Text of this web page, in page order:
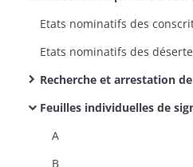
Recherche et arrestation de déserteurs et insoumis ou présumés tels,
Feuilles individuelles de signalement des déserteurs et insoumis recherchés et de
A
B